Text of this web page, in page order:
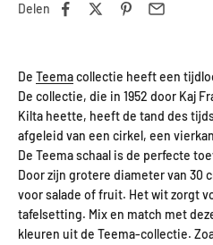
Delen
De Teemacollectie heeft een
De collectie, die in 1952 door Kaj
Kilta heette, heeft de tand des
afgeleid van een cirkel, een
De Teema schaal is de perfecte
Door zijn grotere diameter van 30
voor salade of fruit. Het wit zorgt
tafelsetting. Mix en match met
kleuren uit de Teema-collectie.